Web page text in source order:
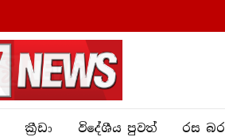
ක්‍රී​ඩා විදේශීය පුවත් රස බ​ර